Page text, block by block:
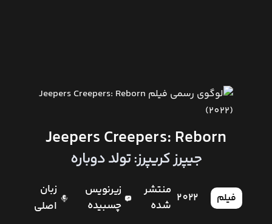
Jeepers Creepers: Reborn
جیپرز کریپرز: تولد دوباره
فیلم 2022 منتشر
شده
زیرنویس
چسبیده
زبان
اصلی